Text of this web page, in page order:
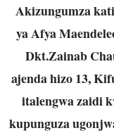
Akizungumza
ya Afya
Dkt.Zainab
ajenda hizo 13,
italengwa zaidi
kupunguza